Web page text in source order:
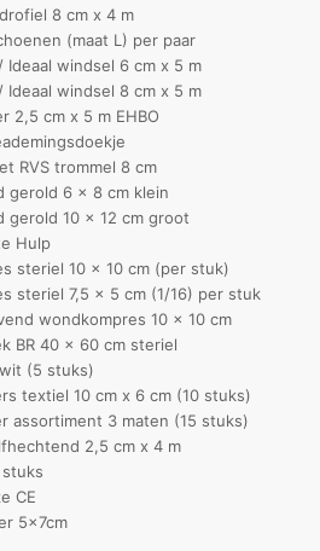
8 cm x 4 m
(maat L) per paar
Ideaal windsel 6 cm x 5 m
Ideaal windsel 8 cm x 5 m
2,5 cm x 5 m EHBO
RVS trommel 8 cm
gerold 6 x 8 cm klein
gerold 10 x 12 cm groot
Hulp
steriel 10 x 10 cm (per stuk)
steriel 7,5 x 5 cm (1/16) per stuk
wondkompres 10 x 10 cm
BR 40 x 60 cm steriel
(5 stuks)
textiel 10 cm x 6 cm (10 stuks)
assortiment 3 maten (15 stuks)
2,5 cm x 4 m
CE
5x7cm